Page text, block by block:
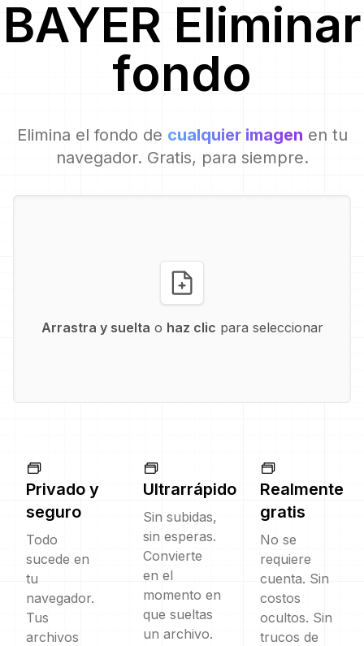
BAYER Eliminar
fondo
Elimina el fondo de cualquier imagen en tu
navegador. Gratis, para siempre.
Arrastra y suelta o haz clic para seleccionar
Privado y
seguro
Todo
sucede en
tu
navegador.
Tus
archivos
Ultrarrápido
Sin subidas,
sin esperas.
Convierte
en el
momento en
que sueltas
un archivo.
Realmente
gratis
No se
requiere
cuenta. Sin
costos
ocultos. Sin
trucos de